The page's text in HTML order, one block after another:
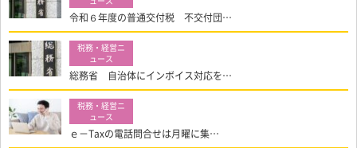
令和６年度の普通交付税 不交付団…
総務省 自治体にインボイス対応を…
ｅ－Taxの電話問合せは月曜に集…